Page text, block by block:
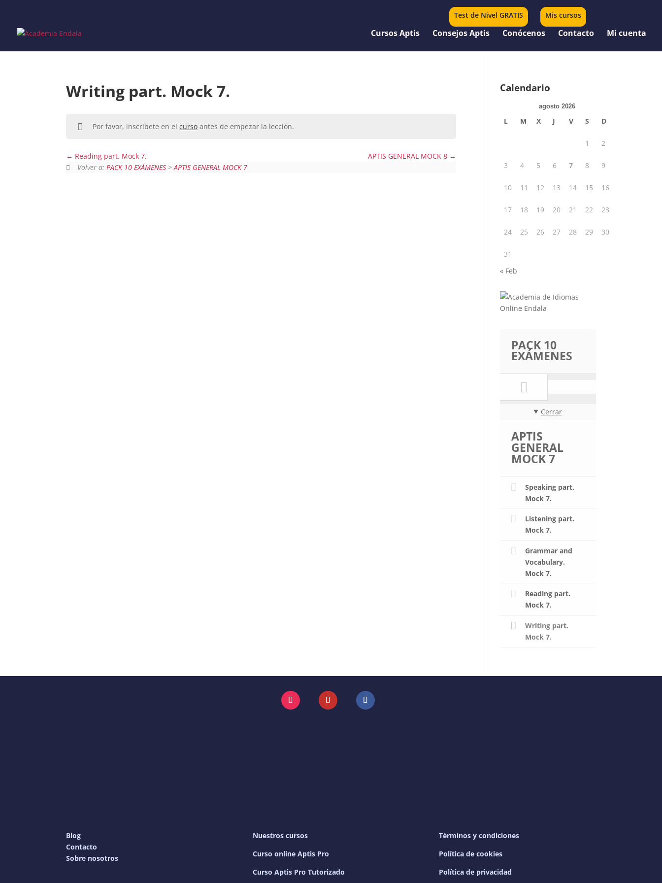
Test de Nivel GRATIS Mis cursos
Cursos Aptis Consejos Aptis Conócenos Contacto Mi cuenta
Writing part. Mock 7.
Por favor, inscríbete en elcurso antes de empezar la lección.
Reading part. Mock 7.
APTIS GENERAL MOCK 8
Volver a: PACK 10 EXÁMENES >APTIS GENERAL MOCK 7
Calendario
agosto 2026
L M X J V S D
1 2
3 4 5 6 7 8 9
10 11 12 13 14 15 16
17 18 19 20 21 22 23
24 25 26 27 28 29 30
31
« Feb
PACK 10
EXÁMENES
Cerrar
APTIS
GENERAL
MOCK 7
Speaking part.
Mock 7.
Listening part.
Mock 7.
Grammar and
Vocabulary.
Mock 7.
Reading part.
Mock 7.
Writing part.
Mock 7.
Instagram YouTube Facebook
Blog
Contacto
Sobre nosotros
Nuestros cursos
Curso online Aptis Pro
Curso Aptis Pro Tutorizado
Términos y condiciones
Política de cookies
Política de privacidad